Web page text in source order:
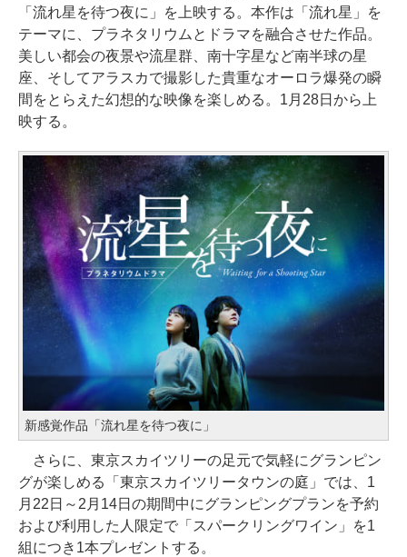
「流れ星を待つ夜に」を上映する。本作は「流れ星」を
テーマに、プラネタリウムとドラマを融合させた作品。
美しい都会の夜景や流星群、南十字星など南半球の星
座、そしてアラスカで撮影した貴重なオーロラ爆発の瞬
間をとらえた幻想的な映像を楽しめる。1月28日から上
映する。
新感覚作品「流れ星を待つ夜に」
さらに、東京スカイツリーの足元で気軽にグランピン
グが楽しめる「東京スカイツリータウンの庭」では、1
月22日～2月14日の期間中にグランピングプランを予約
および利用した人限定で「スパークリングワイン」を1
組につき1本プレゼントする。